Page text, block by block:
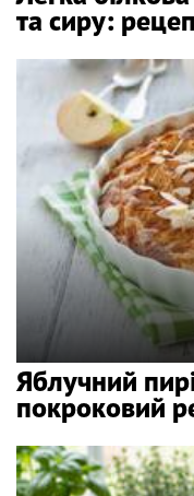
та сиру:
Яблучний
покроковий